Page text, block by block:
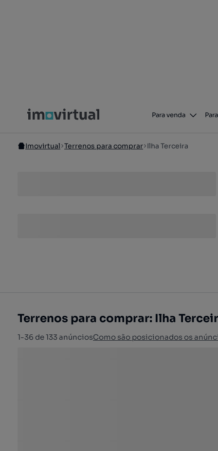
Para venda
Imovirtual Terrenos para comprar Ilha Terceira
Terrenos para comprar: Ilha
1-36 de 133 anúnciosComo são posicionados os